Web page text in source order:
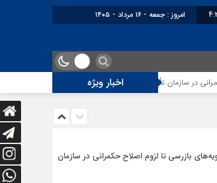
امروز : جمعه - ۱۶ مرداد - ۱۴۰۵
اخبار ویژه سازمان تأمین اجتماعی توقف‌های مرزی، هزینه‌های
بازرسی تا لزوم اصلاح حکمرانی در سازمان